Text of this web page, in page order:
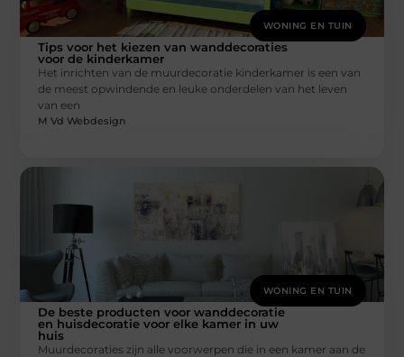
WONING EN TUIN
Tips voor het kiezen van wanddecoraties
voor de kinderkamer
Het inrichten van de muurdecoratie kinderkamer is een van
de meest opwindende en leuke onderdelen van het leven
van een
M Vd Webdesign
WONING EN TUIN
De beste producten voor wanddecoratie
en huisdecoratie voor elke kamer in uw
huis
Muurdecoraties zijn alle voorwerpen die in een kamer aan de